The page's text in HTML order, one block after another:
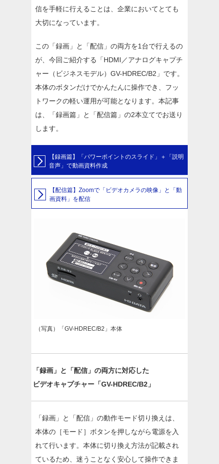
信を手軽に行えることは、企業においてとても
大切になっています。
この「録画」と「配信」の両方を1台で行えるの
が、今回ご紹介する「HDMI／アナログキャプチ
ャー（ビジネスモデル）GV-HDREC/B2」です。
本体のボタンだけでかんたんに操作でき、フッ
トワークの軽い運用が可能となります。本記事
は、「録画篇」と「配信篇」の2本立てでお送り
します。
【録画篇】「パワーポイントのスライド」＋「説明
音声」で動画資料作成
【配信篇】Zoomで「ビデオカメラの映像」と「動
画資料」を配信
（写真）「GV-HDREC/B2」本体
「録画」と「配信」の両方に対応した
ビデオキャプチャー「GV-HDREC/B2」
「録画」と「配信」の動作モード切り換えは、
本体の［モード］ボタンを押しながら電源を入
れて行います。本体に切り換え方法が記載され
ているため、迷うことなく安心して操作できま